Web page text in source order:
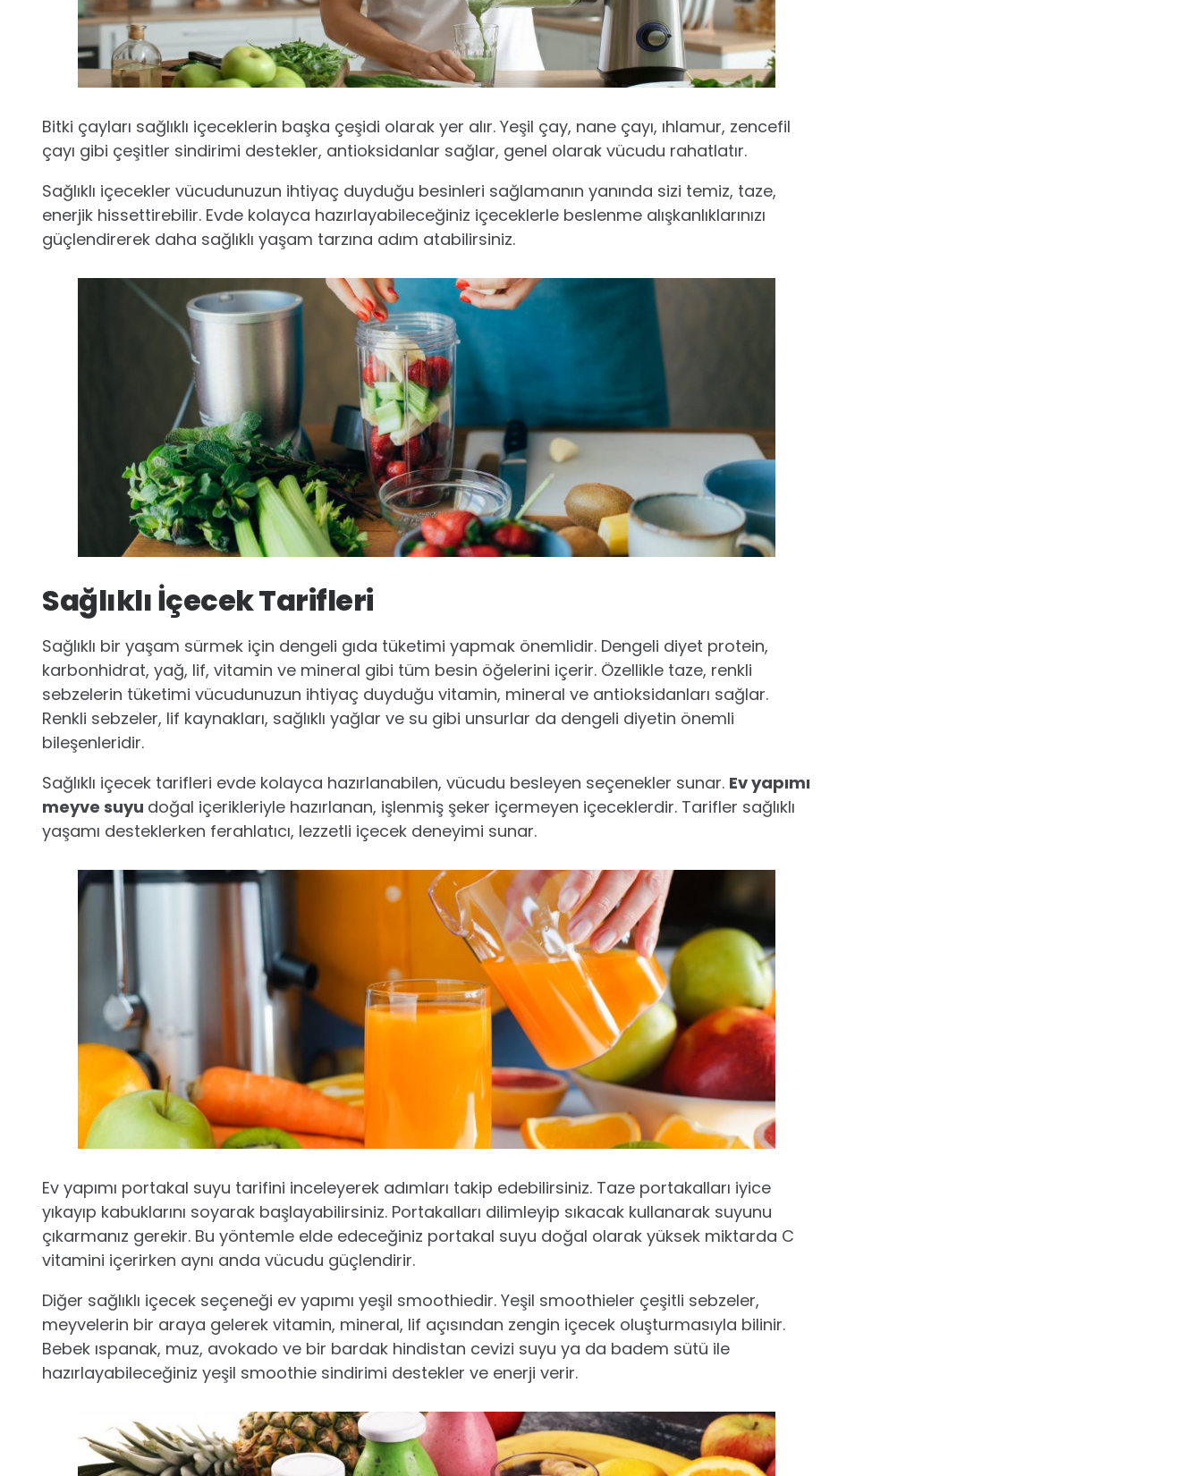
Bitki çayları sağlıklı içeceklerin başka çeşidi olarak yer alır. Yeşil çay, nane çayı, ıhlamur, zencefil
çayı gibi çeşitler sindirimi destekler, antioksidanlar sağlar, genel olarak vücudu rahatlatır.
Sağlıklı içecekler vücudunuzun ihtiyaç duyduğu besinleri sağlamanın yanında sizi temiz, taze,
enerjik hissettirebilir. Evde kolayca hazırlayabileceğiniz içeceklerle beslenme alışkanlıklarınızı
güçlendirerek daha sağlıklı yaşam tarzına adım atabilirsiniz.
Sağlıklı İçecek Tarifleri
Sağlıklı bir yaşam sürmek için dengeli gıda tüketimi yapmak önemlidir. Dengeli diyet protein,
karbonhidrat, yağ, lif, vitamin ve mineral gibi tüm besin öğelerini içerir. Özellikle taze, renkli
sebzelerin tüketimi vücudunuzun ihtiyaç duyduğu vitamin, mineral ve antioksidanları sağlar.
Renkli sebzeler, lif kaynakları, sağlıklı yağlar ve su gibi unsurlar da dengeli diyetin önemli
bileşenleridir.
Sağlıklı içecek tarifleri evde kolayca hazırlanabilen, vücudu besleyen seçenekler sunar. Ev yapımı
meyve suyu doğal içerikleriyle hazırlanan, işlenmiş şeker içermeyen içeceklerdir. Tarifler sağlıklı
yaşamı desteklerken ferahlatıcı, lezzetli içecek deneyimi sunar.
Ev yapımı portakal suyu tarifini inceleyerek adımları takip edebilirsiniz. Taze portakalları iyice
yıkayıp kabuklarını soyarak başlayabilirsiniz. Portakalları dilimleyip sıkacak kullanarak suyunu
çıkarmanız gerekir. Bu yöntemle elde edeceğiniz portakal suyu doğal olarak yüksek miktarda C
vitamini içerirken aynı anda vücudu güçlendirir.
Diğer sağlıklı içecek seçeneği ev yapımı yeşil smoothiedir. Yeşil smoothieler çeşitli sebzeler,
meyvelerin bir araya gelerek vitamin, mineral, lif açısından zengin içecek oluşturmasıyla bilinir.
Bebek ıspanak, muz, avokado ve bir bardak hindistan cevizi suyu ya da badem sütü ile
hazırlayabileceğiniz yeşil smoothie sindirimi destekler ve enerji verir.